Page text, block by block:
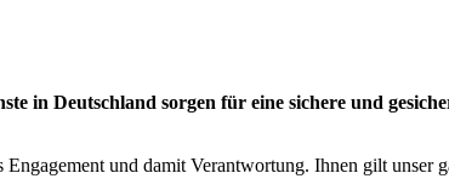
in Deutschland sorgen für eine sichere und
und damit Verantwortung. Ihnen gilt unser